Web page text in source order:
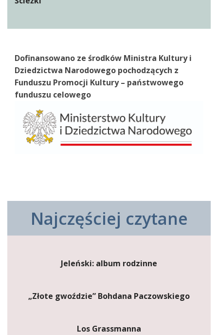
Dofinansowano ze środków Ministra Kultury i
Dziedzictwa Narodowego pochodzących z
Funduszu Promocji Kultury – państwowego
funduszu celowego
Najczęściej czytane
Jeleński: album rodzinne
„Złote gwoździe” Bohdana Paczowskiego
Los Grassmanna